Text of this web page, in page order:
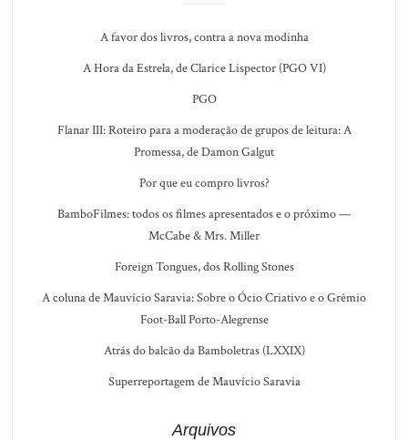
A favor dos livros, contra a nova modinha
A Hora da Estrela, de Clarice Lispector (PGO VI)
PGO
Flanar III: Roteiro para a moderação de grupos de leitura: A
Promessa, de Damon Galgut
Por que eu compro livros?
BamboFilmes: todos os filmes apresentados e o próximo —
McCabe & Mrs. Miller
Foreign Tongues, dos Rolling Stones
A coluna de Mauvício Saravia: Sobre o Ócio Criativo e o Grêmio
Foot-Ball Porto-Alegrense
Atrás do balcão da Bamboletras (LXXIX)
Superreportagem de Mauvício Saravia
Arquivos